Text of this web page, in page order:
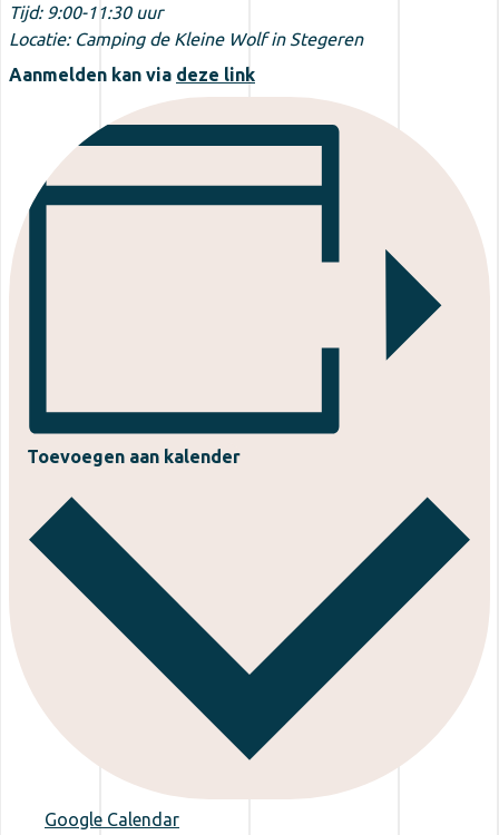
Tijd: 9:00-11:30 uur
Locatie: Camping de Kleine Wolf in Stegeren
Aanmelden kan via deze link
Toevoegen aan kalender
Google Calendar